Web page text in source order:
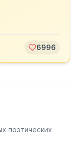
6996
поэтических